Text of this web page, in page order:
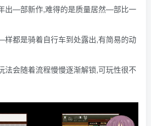
出—部新作,难得的是质量居然—部比一
都是骑着自行车到处露出,有简易的动
法会随着流程慢慢逐渐解锁,可玩性很不